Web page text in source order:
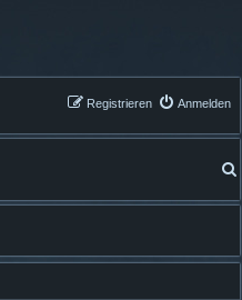
Anmelden
Registrieren